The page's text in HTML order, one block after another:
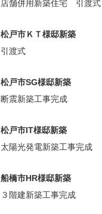
店舗併用新築住宅 引渡式
松戸市ＫＴ様邸新築
引渡式
松戸市SG様邸新築
断震新築工事完成
松戸市IT様邸新築
太陽光発電新築工事完成
船橋市HR様邸新築
３階建新築工事完成